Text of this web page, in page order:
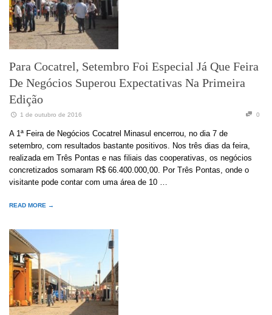
Para Cocatrel, Setembro Foi Especial Já Que Feira
De Negócios Superou Expectativas Na Primeira
Edição
1 de outubro de 2016 0
A 1ª Feira de Negócios Cocatrel Minasul encerrou, no dia 7 de
setembro, com resultados bastante positivos. Nos três dias da feira,
realizada em Três Pontas e nas filiais das cooperativas, os negócios
concretizados somaram R$ 66.400.000,00. Por Três Pontas, onde o
visitante pode contar com uma área de 10 …
READ MORE →